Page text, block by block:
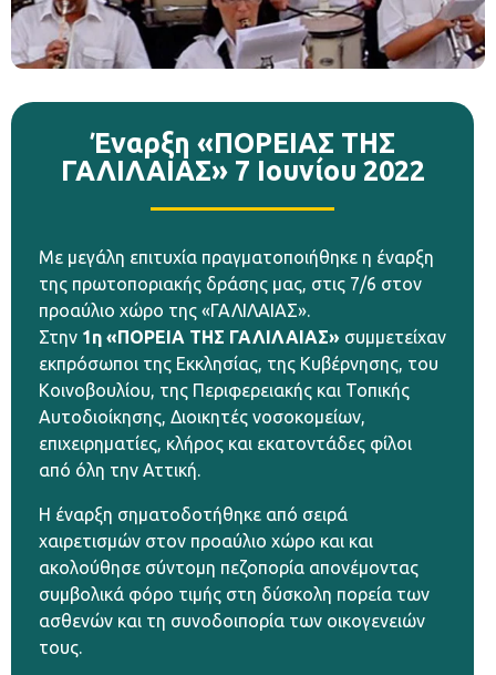
Έναρξη «ΠΟΡΕΙΑΣ ΤΗΣ
ΓΑΛΙΛΑΙΑΣ» 7 Ιουνίου 2022
Με μεγάλη επιτυχία πραγματοποιήθηκε η έναρξη
της πρωτοποριακής δράσης μας, στις 7/6 στον
προαύλιο χώρο της «ΓΑΛΙΛΑΙΑΣ».
Στην 1η «ΠΟΡΕΙΑ ΤΗΣ ΓΑΛΙΛΑΙΑΣ» συμμετείχαν
εκπρόσωποι της Εκκλησίας, της Κυβέρνησης, του
Κοινοβουλίου, της Περιφερειακής και Τοπικής
Αυτοδιοίκησης, Διοικητές νοσοκομείων,
επιχειρηματίες, κλήρος και εκατοντάδες φίλοι
από όλη την Αττική.
Η έναρξη σηματοδοτήθηκε από σειρά
χαιρετισμών στον προαύλιο χώρο και και
ακολούθησε σύντομη πεζοπορία απονέμοντας
συμβολικά φόρο τιμής στη δύσκολη πορεία των
ασθενών και τη συνοδοιπορία των οικογενειών
τους.